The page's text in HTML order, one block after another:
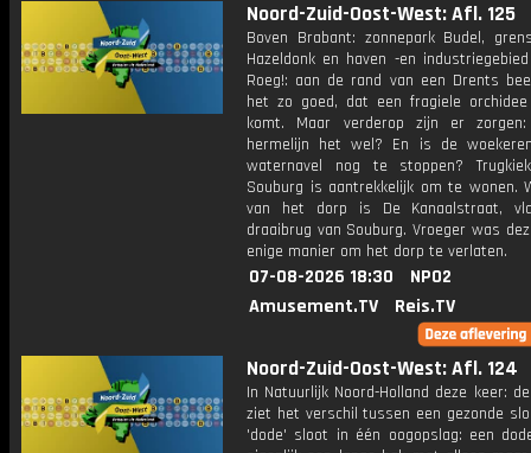
Noord-Zuid-Oost-West: Afl. 125
Boven Brabant: zonnepark Budel,
Hazeldonk en haven -en
Roeg!: aan de rand van een Drents
het zo goed, dat een fragiele
komt. Maar verderop zijn er
hermelijn het wel? En is de
waternavel nog te stoppen?
Souburg is aantrekkelijk om te wonen.
van het dorp is De Kanaalstraat,
draaibrug van Souburg. Vroeger was
enige manier om het dorp te verlaten.
07-08-2026 18:30
NPO2
Amusement.TV
Reis.TV
Noord-Zuid-Oost-West: Afl. 124
In Natuurlijk Noord-Holland deze keer:
ziet het verschil tussen een gezonde
'dode' sloot in één oogopslag: een